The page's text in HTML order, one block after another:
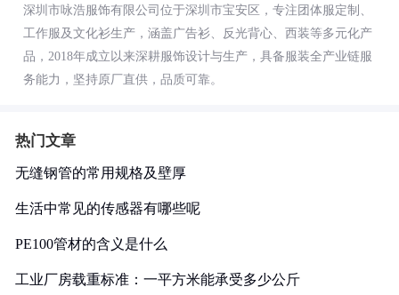
深圳市咏浩服饰有限公司位于深圳市宝安区，专注团体服定制、
工作服及文化衫生产，涵盖广告衫、反光背心、西装等多元化产
品，2018年成立以来深耕服饰设计与生产，具备服装全产业链服
务能力，坚持原厂直供，品质可靠。
热门文章
无缝钢管的常用规格及壁厚
生活中常见的传感器有哪些呢
PE100管材的含义是什么
工业厂房载重标准：一平方米能承受多少公斤